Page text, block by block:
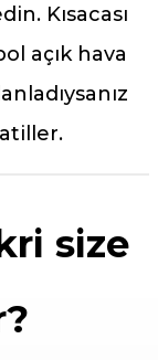
Kısacası
açık hava
size